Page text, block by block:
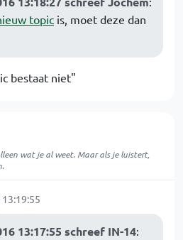
topic is, moet deze dan
bestaat niet"
wat je al weet. Maar als je luistert,
13:17:55 schreef IN-14: